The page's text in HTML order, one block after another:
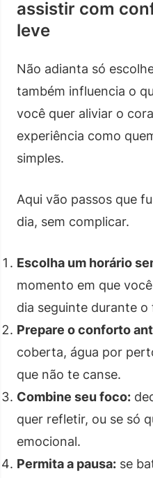
assistir com
leve
Não adianta só
também influencia o
você quer aliviar o
experiência como
simples.
Aqui vão passos que
dia, sem complicar.
Escolha um horário
momento em que
dia seguinte durante o
Prepare o conforto
coberta, água por
que não te canse.
Combine seu foco:
quer refletir, ou se só
emocional.
Permita a pausa: se